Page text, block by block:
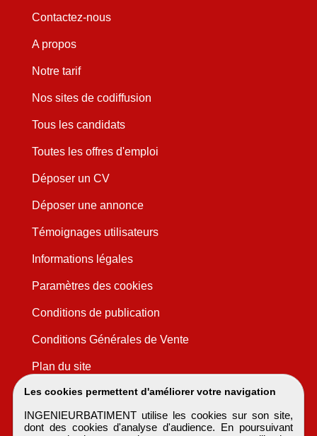
Les cookies permettent d'améliorer votre navigation
INGENIEURBATIMENT utilise les cookies sur son site,
dont des cookies d'analyse d'audience. En poursuivant
Contactez-nous
A propos
Notre tarif
Nos sites de codiffusion
Tous les candidats
Toutes les offres d'emploi
Déposer un CV
Déposer une annonce
Témoignages utilisateurs
Informations légales
Paramètres des cookies
Conditions de publication
Conditions Générales de Vente
Plan du site